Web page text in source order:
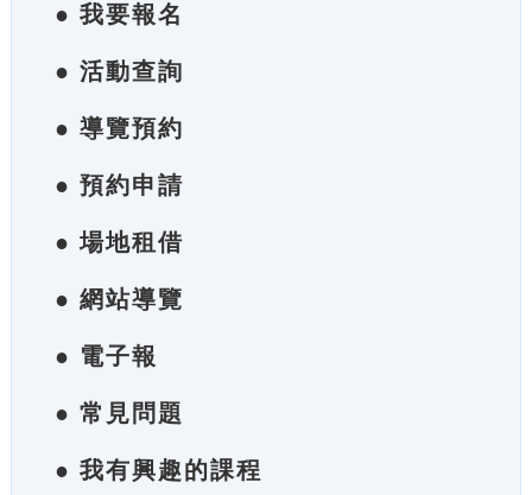
● 我要報名
● 活動查詢
● 導覽預約
● 預約申請
● 場地租借
● 網站導覽
● 電子報
● 常見問題
● 我有興趣的課程